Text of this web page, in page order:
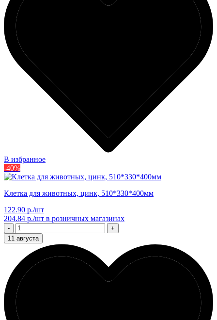
В избранное
-40%
Клетка для животных, цинк, 510*330*400мм
122.90 р./шт
204.84 р./шт в розничных магазинах
-
+
11 августа